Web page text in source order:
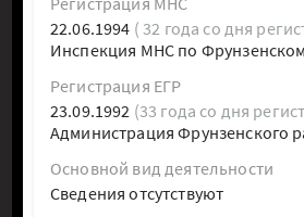
22.06.1994 ( 32 года со дня
Инспекция МНС по
Регистрация ЕГР
23.09.1992 (33 года со дня
Администрация Фрунзенского
Основной вид деятельности
Cведения отсутствуют